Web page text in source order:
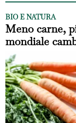
BIO E NATURA
Meno carne,
mondiale